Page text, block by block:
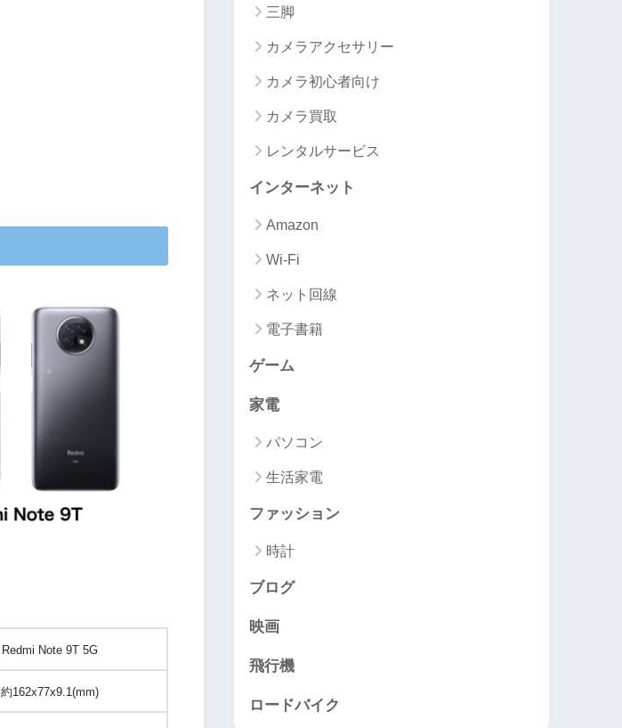
Redmi Note 9T 5G
約162x77x9.1(mm)
三脚
カメラアクセサリー
カメラ初心者向け
カメラ買取
レンタルサービス
インターネット
Amazon
Wi-Fi
ネット回線
電子書籍
ゲーム
家電
パソコン
生活家電
ファッション
時計
ブログ
映画
飛行機
ロードバイク